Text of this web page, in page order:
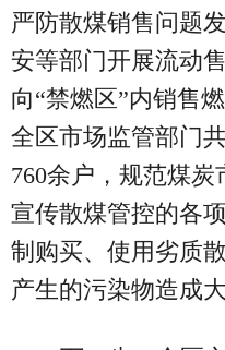
严防散煤销售问题
安等部门开展流动
向“禁燃区”内销售
全区市场监管部门
760余户，规范煤
宣传散煤管控的各
制购买、使用劣质
产生的污染物造成